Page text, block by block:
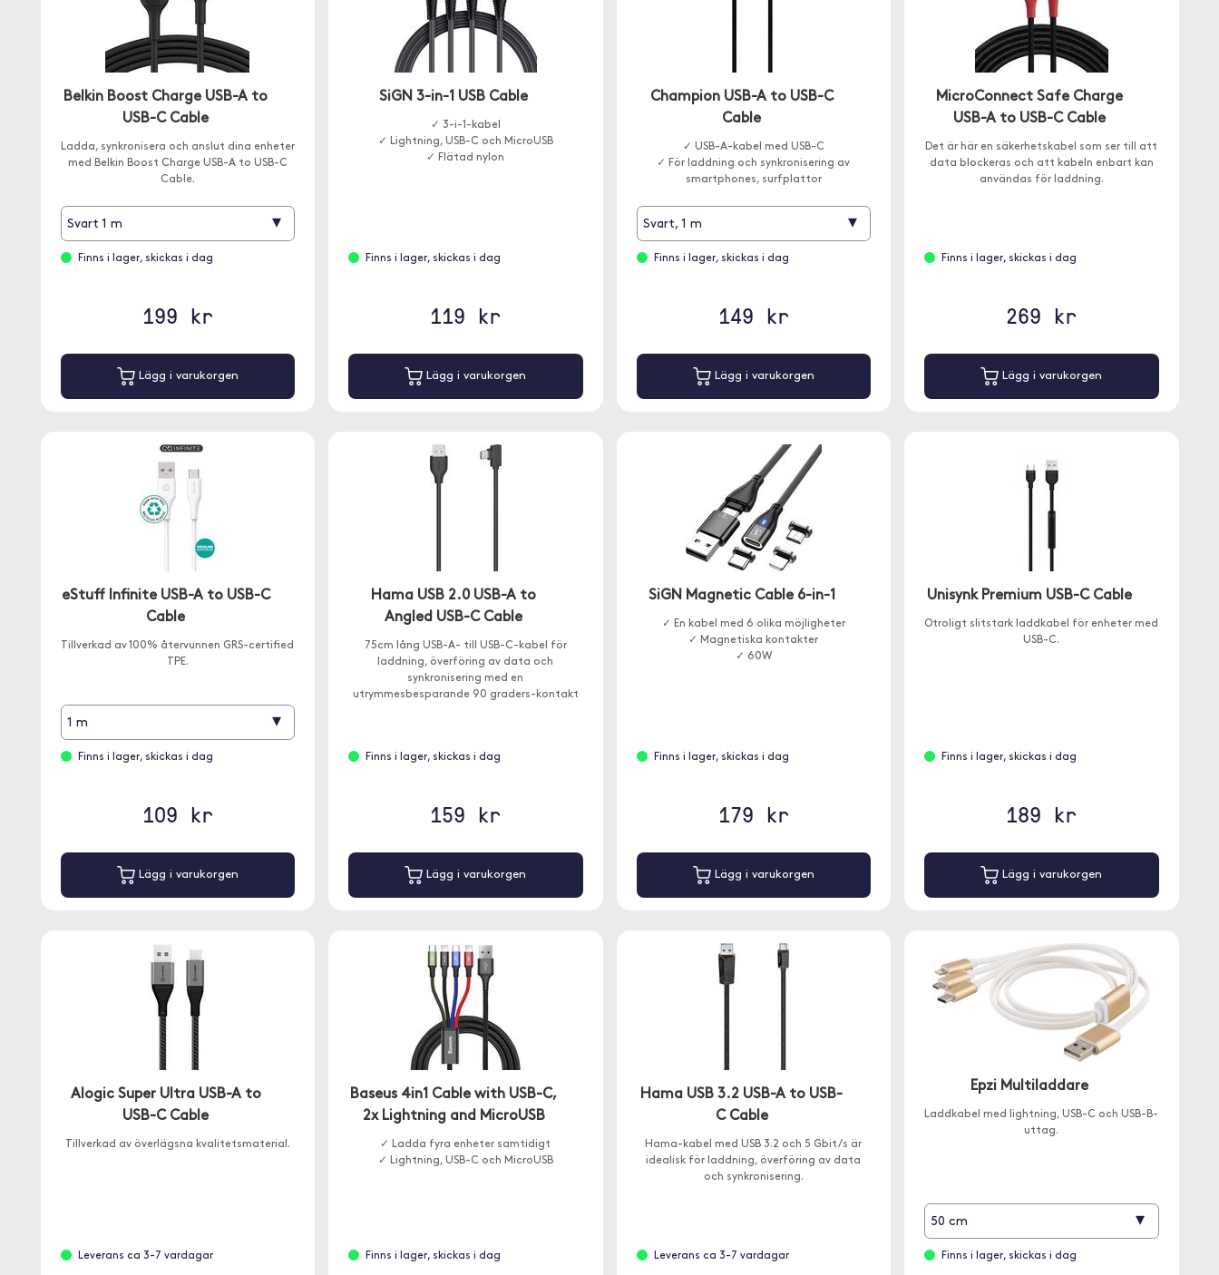
Belkin Boost Charge USB-A to
USB-C Cable
Ladda, synkronisera och anslut dina enheter
med Belkin Boost Charge USB-A to USB-C
Cable.
Svart 1 m ▾
Finns i lager, skickas i dag
199 kr
Lägg i varukorgen
SiGN 3-in-1 USB Cable
✓ 3-i-1-kabel
✓ Lightning, USB-C och MicroUSB
✓ Flätad nylon
Finns i lager, skickas i dag
119 kr
Lägg i varukorgen
Champion USB-A to USB-C
Cable
✓ USB-A-kabel med USB-C
✓ För laddning och synkronisering av
smartphones, surfplattor
Svart, 1 m ▾
Finns i lager, skickas i dag
149 kr
Lägg i varukorgen
MicroConnect Safe Charge
USB-A to USB-C Cable
Det är här en säkerhetskabel som ser till att
data blockeras och att kabeln enbart kan
användas för laddning.
Finns i lager, skickas i dag
269 kr
Lägg i varukorgen
eStuff Infinite USB-A to USB-C
Cable
Tillverkad av 100% återvunnen GRS-certified
TPE.
1 m ▾
Finns i lager, skickas i dag
109 kr
Lägg i varukorgen
Hama USB 2.0 USB-A to
Angled USB-C Cable
75cm lång USB-A- till USB-C-kabel för
laddning, överföring av data och
synkronisering med en
utrymmesbesparande 90 graders-kontakt
Finns i lager, skickas i dag
159 kr
Lägg i varukorgen
SiGN Magnetic Cable 6-in-1
✓ En kabel med 6 olika möjligheter
✓ Magnetiska kontakter
✓ 60W
Finns i lager, skickas i dag
179 kr
Lägg i varukorgen
Unisynk Premium USB-C Cable
Otroligt slitstark laddkabel för enheter med
USB-C.
Finns i lager, skickas i dag
189 kr
Lägg i varukorgen
Alogic Super Ultra USB-A to
USB-C Cable
Tillverkad av överlägsna kvalitetsmaterial.
Leverans ca 3-7 vardagar
Baseus 4in1 Cable with USB-C,
2x Lightning and MicroUSB
✓ Ladda fyra enheter samtidigt
✓ Lightning, USB-C och MicroUSB
Finns i lager, skickas i dag
Hama USB 3.2 USB-A to USB-
C Cable
Hama-kabel med USB 3.2 och 5 Gbit/s är
idealisk för laddning, överföring av data
och synkronisering.
Leverans ca 3-7 vardagar
Epzi Multiladdare
Laddkabel med lightning, USB-C och USB-B-
uttag.
50 cm ▾
Finns i lager, skickas i dag